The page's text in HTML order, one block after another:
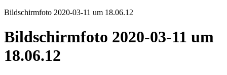
Bildschirmfoto 2020-03-11 um 18.06.12
Bildschirmfoto 2020-03-11 um
18.06.12